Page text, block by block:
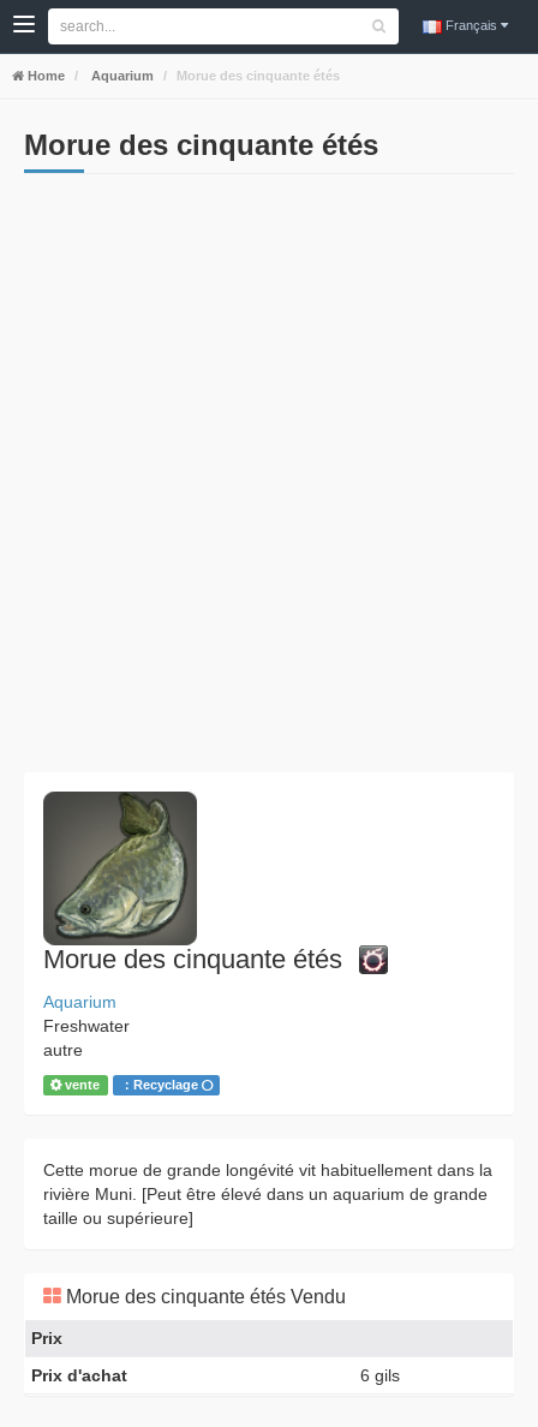
Français
Home Aquarium Morue des cinquante étés
Morue des cinquante étés
Morue des cinquante étés
Aquarium
Freshwater
autre
vente ：Recyclage
Cette morue de grande longévité vit habituellement dans la
rivière Muni. [Peut être élevé dans un aquarium de grande
taille ou supérieure]
Morue des cinquante étés Vendu
Prix
Prix d'achat
6 gils